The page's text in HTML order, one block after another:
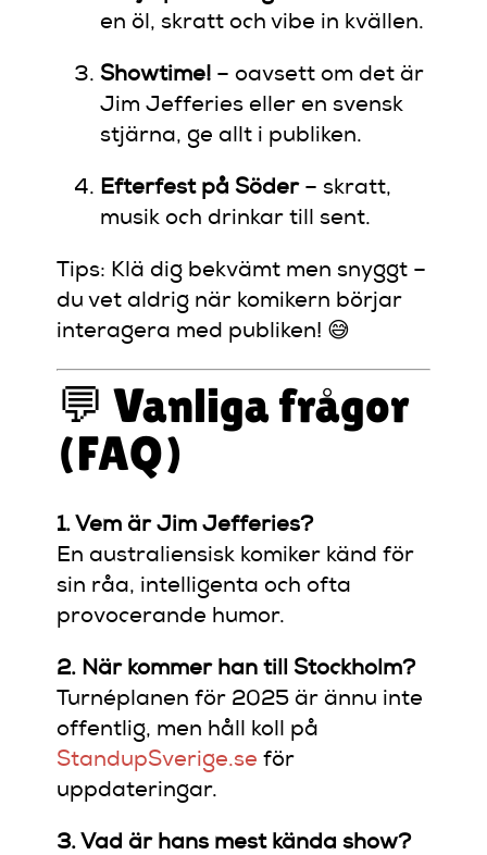
en öl, skratt och vibe in kvällen.
Showtime! – oavsett om det är
Jim Jefferies eller en svensk
stjärna, ge allt i publiken.
Efterfest på Söder– skratt,
musik och drinkar till sent.
Tips: Klä dig bekvämt men snyggt –
du vet aldrig när komikern börjar
interagera med publiken! 😅
💬 Vanliga frågor
(FAQ)
1. Vem är Jim Jefferies?
En australiensisk komiker känd för
sin råa, intelligenta och ofta
provocerande humor.
2. När kommer han till Stockholm?
Turnéplanen för 2025 är ännu inte
offentlig, men håll koll på
StandupSverige.se för
uppdateringar.
3. Vad är hans mest kända show?